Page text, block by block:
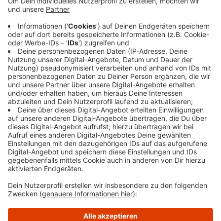
über die Autobahn gerast zu sein. Erst auf der A1
zwischen Hagen-West und Gevelsberg kam er zum
Stehen. 19 Menschen wurden teils schwer verletzt.
Der entstandene Schaden liegt bei geschätzten 18
Millionen Euro. Der Fahrer ist in einer
psychiatrischen Klinik untergebracht.
Veröffentlicht:Donnerstag, 19.12.2024 06:47
Anzeige
Anzeige